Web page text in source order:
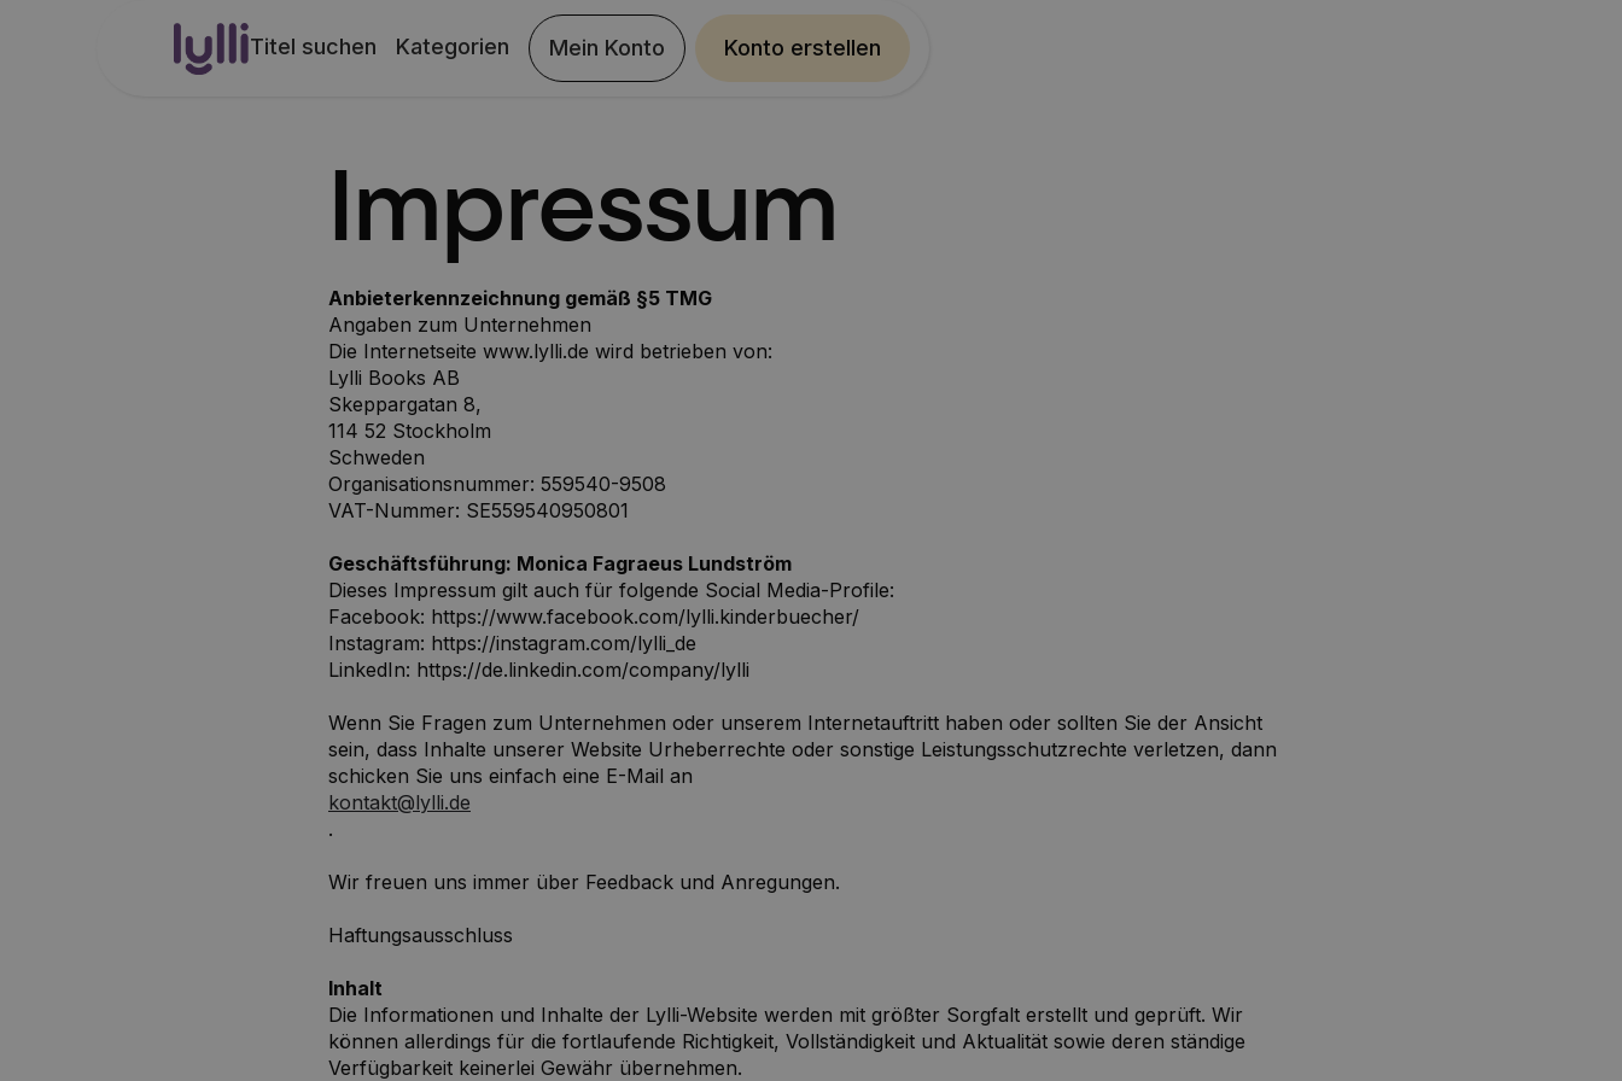
Titel suchen Kategorien Mein Konto Konto erstellen
Impressum
Anbieterkennzeichnung gemäß §5 TMG
Angaben zum Unternehmen
Die Internetseite www.lylli.de wird betrieben von:
Lylli Books AB
Skeppargatan 8,
114 52 Stockholm
Schweden
Organisationsnummer: 559540-9508
VAT-Nummer: SE559540950801
Geschäftsführung: Monica Fagraeus Lundström
Dieses Impressum gilt auch für folgende Social Media-Profile:
Facebook: https://www.facebook.com/lylli.kinderbuecher/
Instagram: https://instagram.com/lylli_de
LinkedIn: https://de.linkedin.com/company/lylli
Wenn Sie Fragen zum Unternehmen oder unserem Internetauftritt haben oder sollten Sie der Ansicht
sein, dass Inhalte unserer Website Urheberrechte oder sonstige Leistungsschutzrechte verletzen, dann
schicken Sie uns einfach eine E-Mail an
kontakt@lylli.de
.
Wir freuen uns immer über Feedback und Anregungen.
Haftungsausschluss
Inhalt
Die Informationen und Inhalte der Lylli-Website werden mit größter Sorgfalt erstellt und geprüft. Wir
können allerdings für die fortlaufende Richtigkeit, Vollständigkeit und Aktualität sowie deren ständige
Verfügbarkeit keinerlei Gewähr übernehmen.